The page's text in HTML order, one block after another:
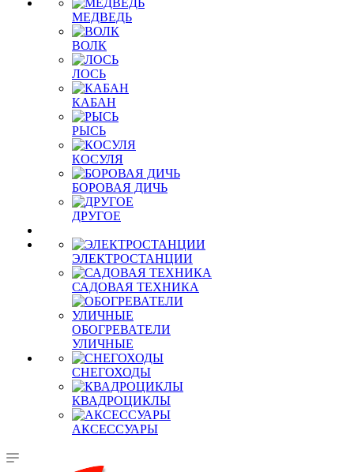
МЕДВЕДЬ
ВОЛК
ЛОСЬ
КАБАН
РЫСЬ
КОСУЛЯ
БОРОВАЯ ДИЧЬ
ДРУГОЕ
ЭЛЕКТРОСТАНЦИИ
САДОВАЯ ТЕХНИКА
ОБОГРЕВАТЕЛИ
УЛИЧНЫЕ
СНЕГОХОДЫ
КВАДРОЦИКЛЫ
АКСЕССУАРЫ